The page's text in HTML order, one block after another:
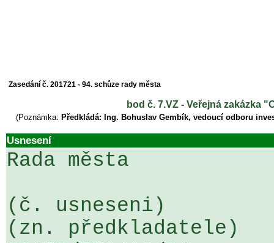
Zasedání č. 201721 - 94. schůze rady města
bod č. 7.VZ - Veřejná zakázka
(Poznámka: Předkládá: Ing. Bohuslav Gembík, vedoucí odboru
Usnesení
Rada města
(č. usneseni)
(zn. předkladatele)